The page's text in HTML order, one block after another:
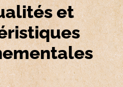
et